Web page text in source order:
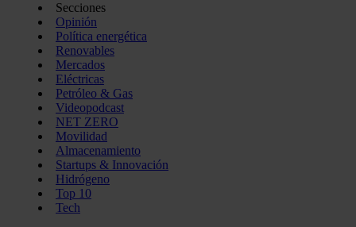
Secciones
Opinión
Política energética
Renovables
Mercados
Eléctricas
Petróleo & Gas
Videopodcast
NET ZERO
Movilidad
Almacenamiento
Startups & Innovación
Hidrógeno
Top 10
Tech